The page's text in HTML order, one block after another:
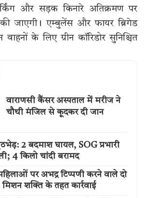
और सड़क किनारे अतिक्रमण पर
की जाएगी। एम्बुलेंस और फायर ब्रिगेड
के लिए ग्रीन कॉरिडोर सुनिश्चित
वाराणसी कैंसर अस्पताल में मरीज ने
चौथी मंजिल से कूदकर दी जान
2 बदमाश घायल, SOG प्रभारी
4 किलो चांदी बरामद
पर अभद्र टिप्पणी करने वाले दो
शक्ति के तहत कार्रवाई